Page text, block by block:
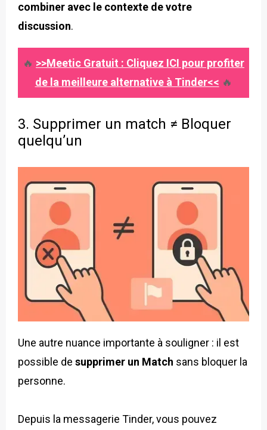
combiner avec le contexte de votre
discussion.
🔥 >>Meetic Gratuit : Cliquez ICI pour profiter
de la meilleure alternative à Tinder<< 🔥
3. Supprimer un match ≠ Bloquer
quelqu’un
Une autre nuance importante à souligner : il est
possible de supprimer un Match sans bloquer la
personne.
Depuis la messagerie Tinder, vous pouvez